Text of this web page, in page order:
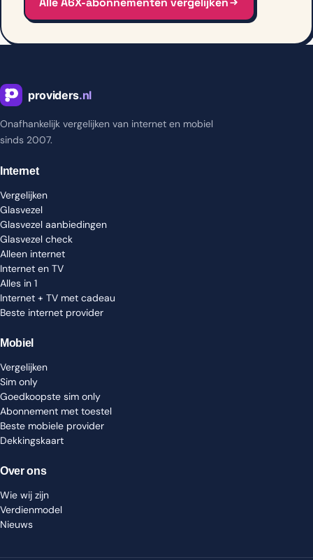
Onafhankelijk vergelijken van internet en mobiel
sinds 2007.
Internet
Vergelijken
Glasvezel
Glasvezel aanbiedingen
Glasvezel check
Alleen internet
Internet en TV
Alles in 1
Internet + TV met cadeau
Beste internet provider
Mobiel
Vergelijken
Sim only
Goedkoopste sim only
Abonnement met toestel
Beste mobiele provider
Dekkingskaart
Over ons
Wie wij zijn
Verdienmodel
Nieuws